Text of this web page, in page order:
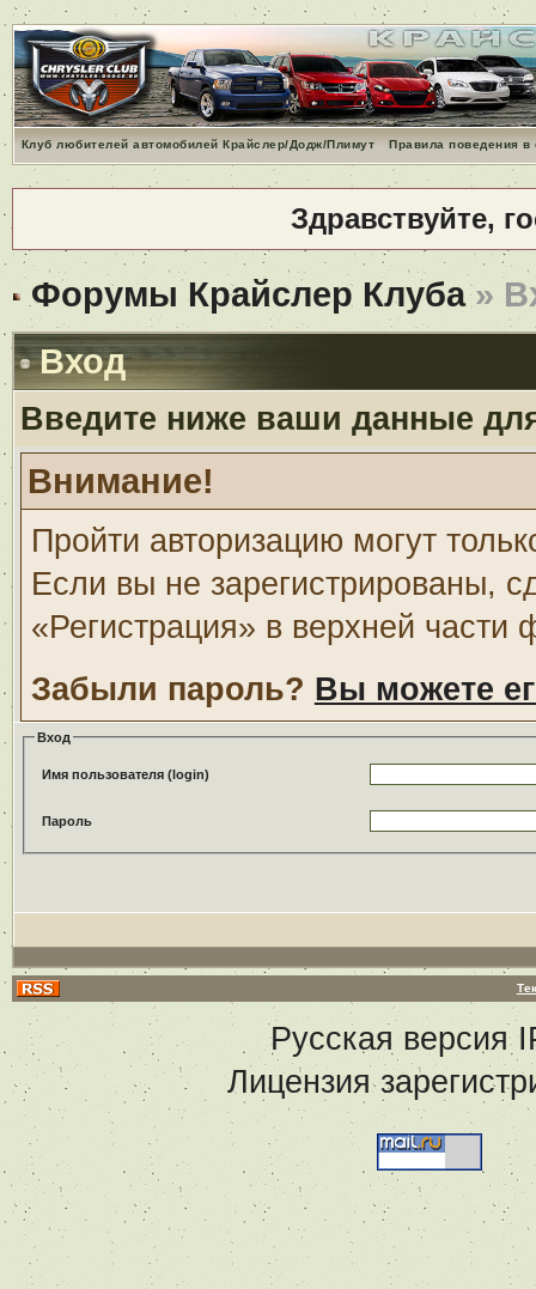
Клуб любителей автомобилей Крайслер/Додж/Плимут Правила поведения
Здравствуйте,
Форумы Крайслер Клуба»
Вход
Введите ниже ваши данные
Внимание!
Пройти авторизацию могут
Если вы не зарегистрированы,
«Регистрация» в верхней части
Забыли пароль? Вы можете
Вход
Имя пользователя (login)
Пароль
Русская версия
Лицензия